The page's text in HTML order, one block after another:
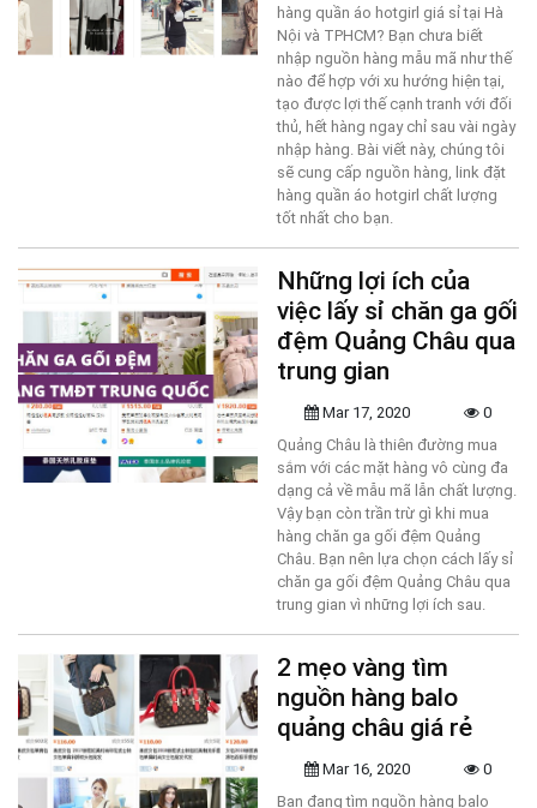
hàng quần áo hotgirl giá sỉ tại Hà
Nội và TPHCM? Bạn chưa biết
nhập nguồn hàng mẫu mã như thế
nào để hợp với xu hướng hiện tại,
tạo được lợi thế cạnh tranh với đối
thủ, hết hàng ngay chỉ sau vài ngày
nhập hàng. Bài viết này, chúng tôi
sẽ cung cấp nguồn hàng, link đặt
hàng quần áo hotgirl chất lượng
tốt nhất cho bạn.
Những lợi ích của
việc lấy sỉ chăn ga gối
đệm Quảng Châu qua
trung gian
Mar 17, 2020
0
Quảng Châu là thiên đường mua
sắm với các mặt hàng vô cùng đa
dạng cả về mẫu mã lẫn chất lượng.
Vậy bạn còn trần trừ gì khi mua
hàng chăn ga gối đệm Quảng
Châu. Bạn nên lựa chọn cách lấy sỉ
chăn ga gối đệm Quảng Châu qua
trung gian vì những lợi ích sau.
2 mẹo vàng tìm
nguồn hàng balo
quảng châu giá rẻ
Mar 16, 2020
0
Bạn đang tìm nguồn hàng balo